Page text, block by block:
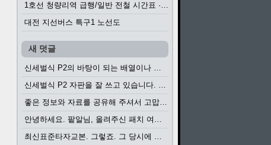
1호선 청량리역 급행/일반 전철 시간표 · 노선도 (2025.12.30~)
대전 지선버스 특구1 노선도
새 덧글
신세벌식 P2의 바탕이 되는 배열이나 주요 기능...
신세벌식 P2 자판을 잘 쓰고 있습니다. 쓰기 편리...
좋은 정보와 자료를 공유해 주셔서 고맙습니다....
안녕하세요. 팥알님, 올려주신 패치 여러모로 감사...
최신표준타자교본. 그렇죠. 그 당시에 최신 표준...